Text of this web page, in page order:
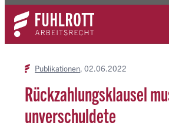
Zum
Inhalt
springen
Kontakt
Publikationen 02.06.2022
Rückzahlungsklausel
unverschuldete